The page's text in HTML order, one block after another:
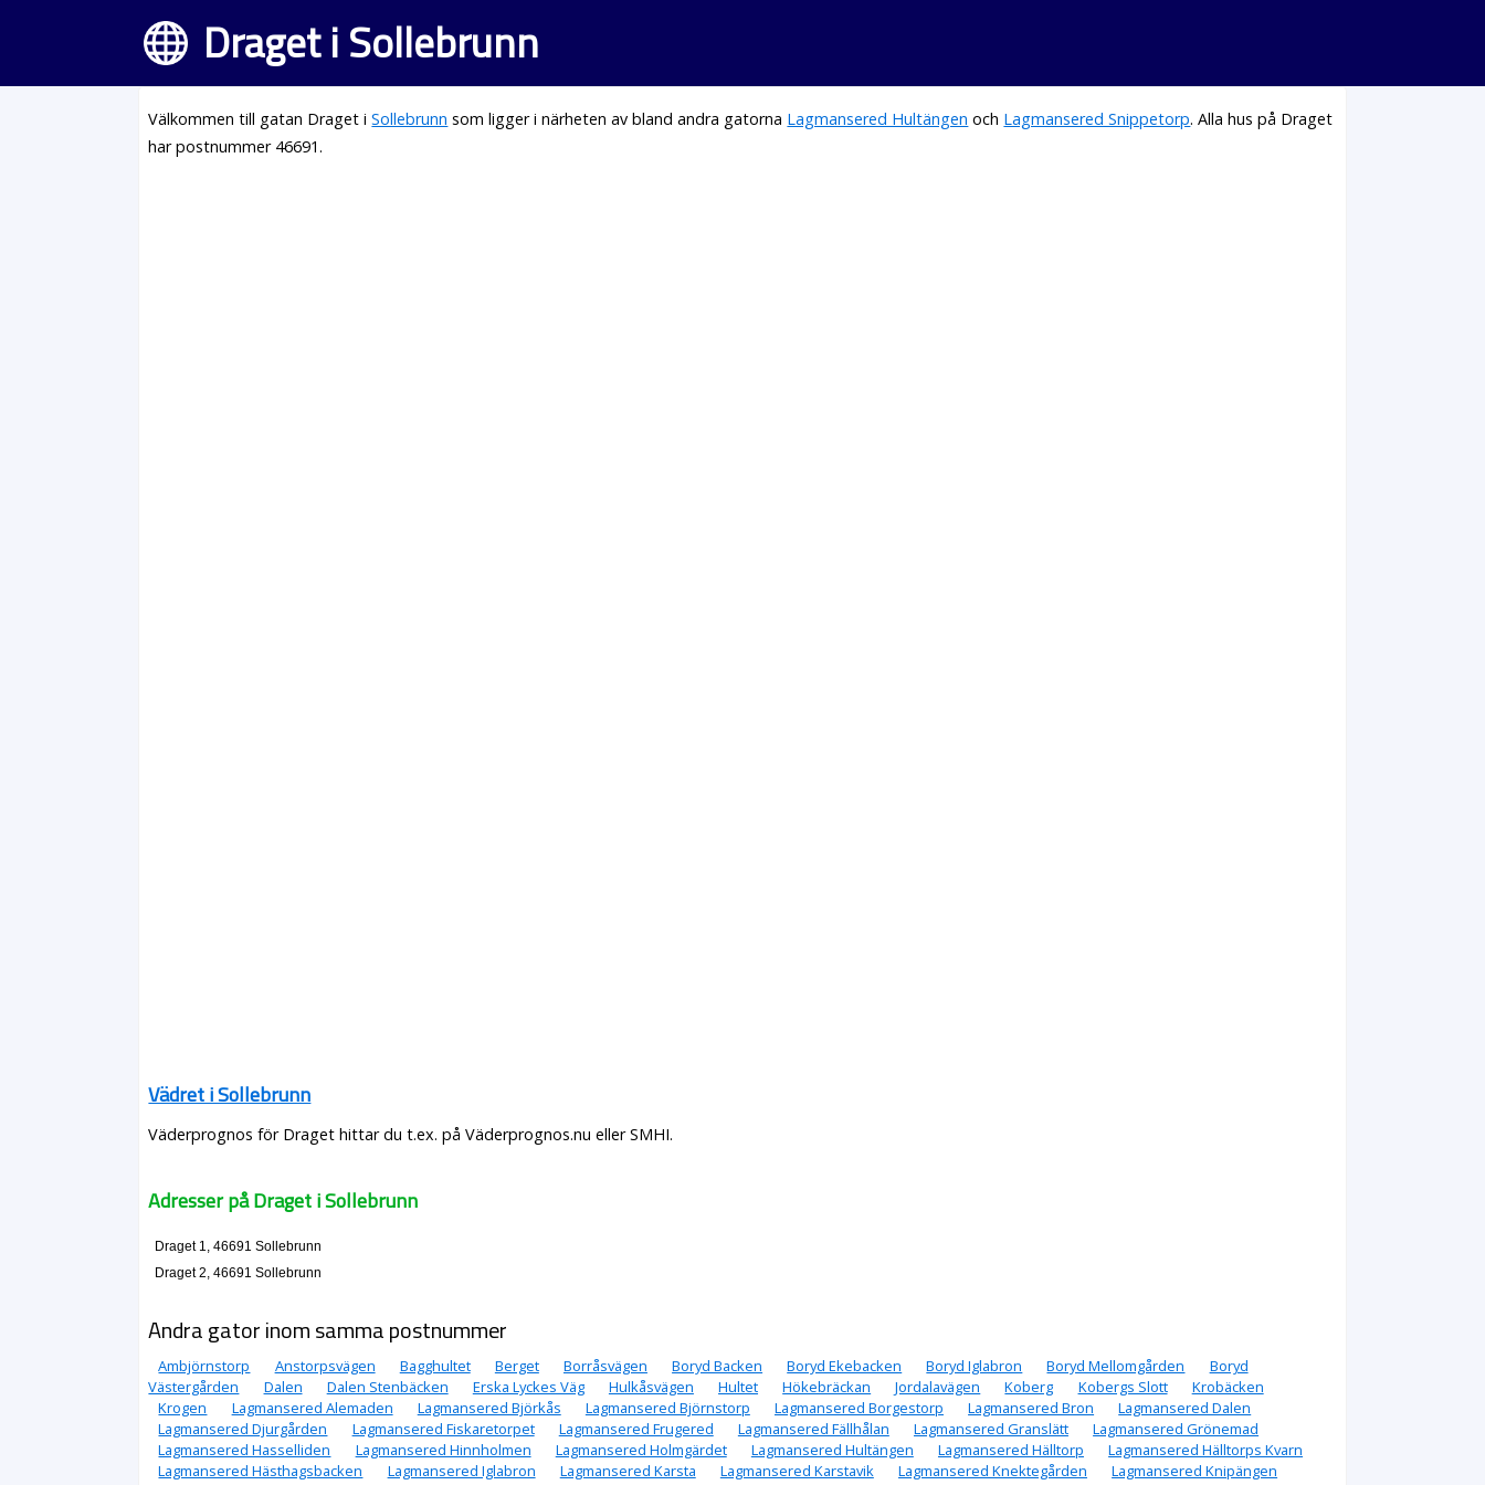
Draget i Sollebrunn
Välkommen till gatan Draget iSollebrunn som ligger i närheten av bland andra gatorna Lagmansered Hultängen och Lagmansered Snippetorp. Alla hus på Draget
har postnummer 46691.
Vädret i Sollebrunn
Väderprognos för Draget hittar du t.ex. på Väderprognos.nu eller SMHI.
Adresser på Draget i Sollebrunn
Draget 1, 46691 Sollebrunn
Draget 2, 46691 Sollebrunn
Andra gator inom samma postnummer
Ambjörnstorp Anstorpsvägen Bagghultet Berget Borråsvägen Boryd Backen Boryd Ekebacken Boryd Iglabron Boryd Mellomgården
Boryd
Västergården
Dalen Dalen Stenbäcken Erska Lyckes Väg Hulkåsvägen Hultet Hökebräckan Jordalavägen Koberg Kobergs Slott
Krobäcken
Krogen
Lagmansered Alemaden Lagmansered Björkås Lagmansered Björnstorp Lagmansered Borgestorp Lagmansered Bron
Lagmansered Dalen
Lagmansered Djurgården
Lagmansered Fiskaretorpet Lagmansered Frugered Lagmansered Fällhålan Lagmansered Granslätt
Lagmansered Grönemad
Lagmansered Hasselliden
Lagmansered Hinnholmen Lagmansered Holmgärdet Lagmansered Hultängen Lagmansered Hälltorp
Lagmansered Hälltorps Kvarn
Lagmansered Hästhagsbacken
Lagmansered Iglabron Lagmansered Karsta Lagmansered Karstavik Lagmansered Knektegården
Lagmansered Knipängen